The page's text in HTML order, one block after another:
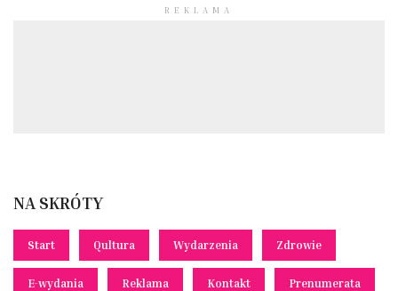
REKLAMA
NA SKRÓTY
Start Qultura Wydarzenia Zdrowie
E-wydania Reklama Kontakt Prenumerata